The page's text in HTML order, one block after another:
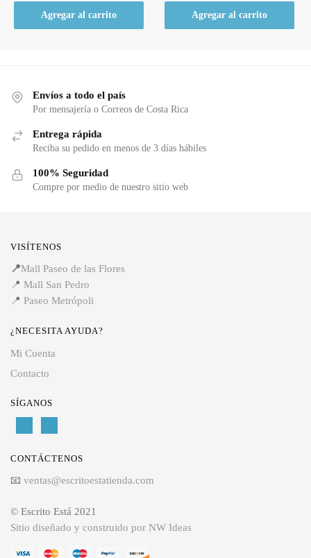
Agregar al carrito Agregar al carrito
Envíos a todo el país
Por mensajería o Correos de Costa Rica
Entrega rápida
Reciba su pedido en menos de 3 días hábiles
100% Seguridad
Compre por medio de nuestro sitio web
VISÍTENOS
📍Mall Paseo de las Flores
📍 Mall San Pedro
📍 Paseo Metrópoli
¿NECESITA AYUDA?
Mi Cuenta
Contacto
SÍGANOS
CONTÁCTENOS
📧 ventas@escritoestatienda.com
© Escrito Está 2021
Sitio diseñado y construido por NW Ideas